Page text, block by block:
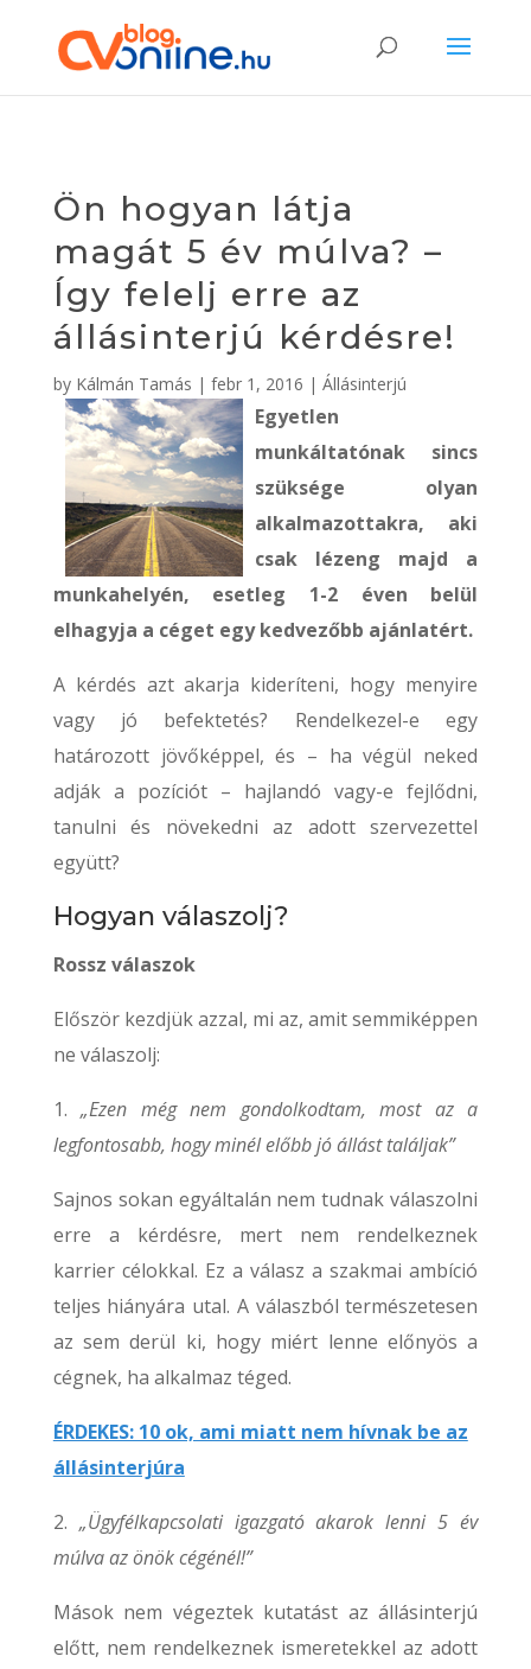
Ön hogyan látja
magát 5 év múlva? –
Így felelj erre az
állásinterjú kérdésre!
by Kálmán Tamás | febr 1, 2016 | Állásinterjú
Egyetlen
munkáltatónak sincs
szüksége olyan
alkalmazottakra, aki
csak lézeng majd a
munkahelyén, esetleg 1-2 éven belül
elhagyja a céget egy kedvezőbb ajánlatért.
A kérdés azt akarja kideríteni, hogy menyire
vagy jó befektetés? Rendelkezel-e egy
határozott jövőképpel, és – ha végül neked
adják a pozíciót – hajlandó vagy-e fejlődni,
tanulni és növekedni az adott szervezettel
együtt?
Hogyan válaszolj?
Rossz válaszok
Először kezdjük azzal, mi az, amit semmiképpen
ne válaszolj:
1.„Ezen még nem gondolkodtam, most az a
legfontosabb, hogy minél előbb jó állást találjak”
Sajnos sokan egyáltalán nem tudnak válaszolni
erre a kérdésre, mert nem rendelkeznek
karrier célokkal. Ez a válasz a szakmai ambíció
teljes hiányára utal. A válaszból természetesen
az sem derül ki, hogy miért lenne előnyös a
cégnek, ha alkalmaz téged.
ÉRDEKES: 10 ok, ami miatt nem hívnak be az
állásinterjúra
2. „Ügyfélkapcsolati igazgató akarok lenni 5 év
múlva az önök cégénél!”
Mások nem végeztek kutatást az állásinterjú
előtt, nem rendelkeznek ismeretekkel az adott